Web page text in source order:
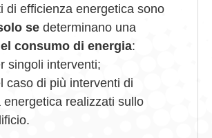
di efficienza energetica sono
se determinano una
consumo di energia:
singoli interventi;
caso di più interventi di
energetica realizzati sullo